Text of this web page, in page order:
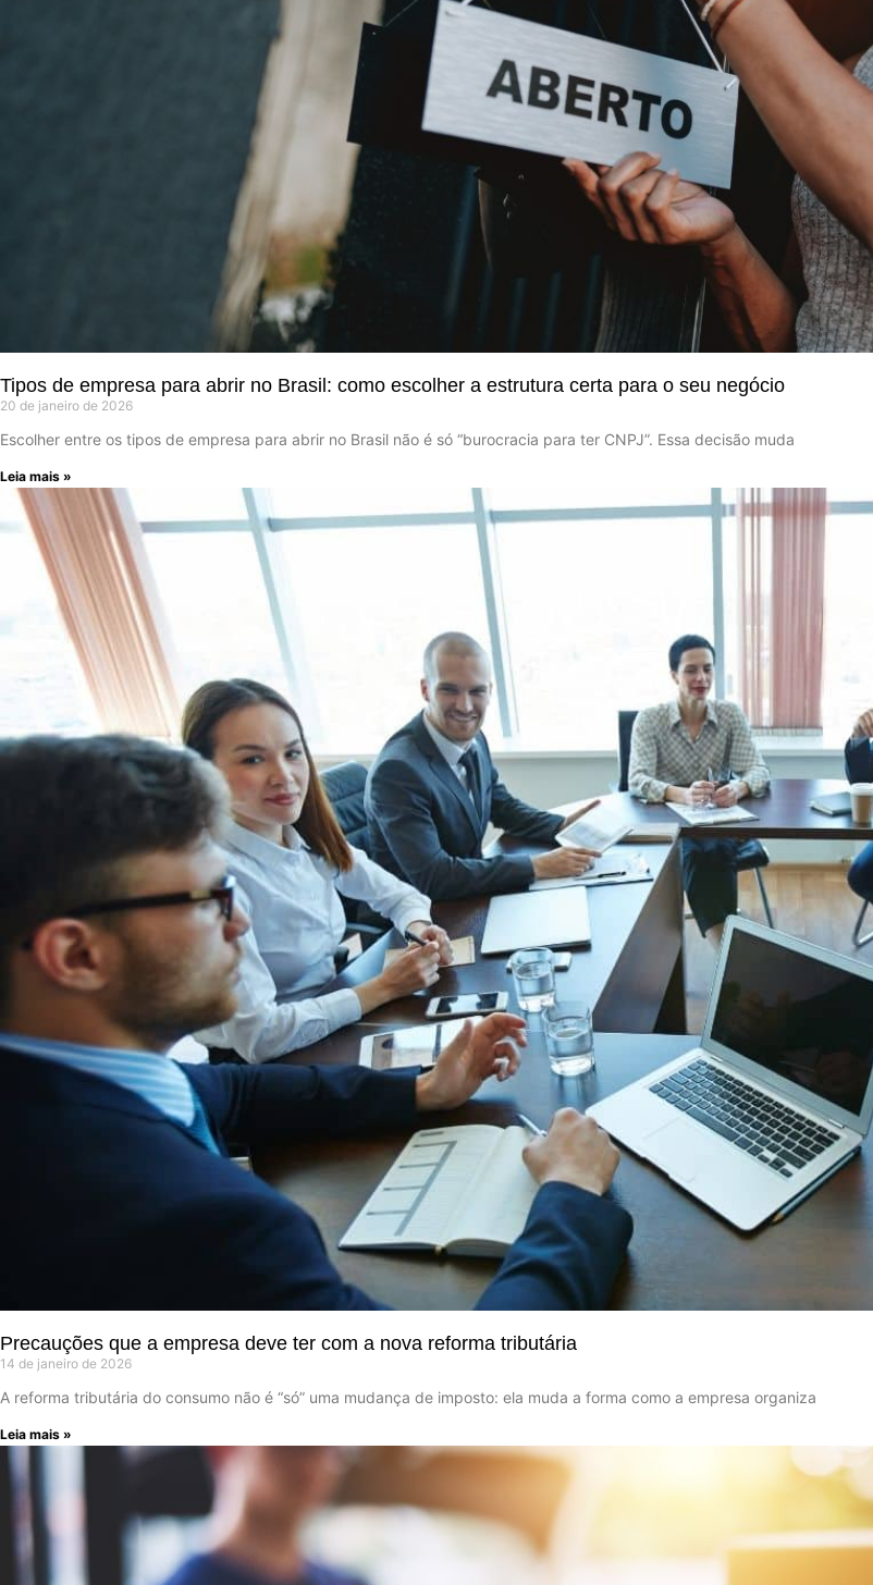
Tipos de empresa para abrir no Brasil: como escolher a estrutura certa para o seu negócio
20 de janeiro de 2026
Escolher entre os tipos de empresa para abrir no Brasil não é só “burocracia para ter CNPJ”. Essa decisão muda
Leia mais »
Precauções que a empresa deve ter com a nova reforma tributária
14 de janeiro de 2026
A reforma tributária do consumo não é “só” uma mudança de imposto: ela muda a forma como a empresa organiza
Leia mais »